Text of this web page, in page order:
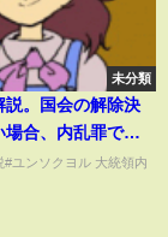
未分類
説。国会の解除決
場合、内乱罪でユ
統領逮捕へ
#ユンソクヨル 大統領内